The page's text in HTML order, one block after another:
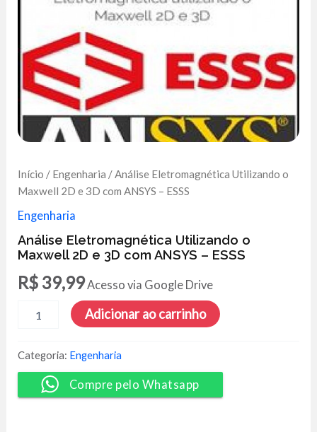
Início / Engenharia / Análise Eletromagnética Utilizando o
Maxwell 2D e 3D com ANSYS – ESSS
Engenharia
Análise Eletromagnética Utilizando o
Maxwell 2D e 3D com ANSYS – ESSS
R$ 39,99Acesso via Google Drive
Eletromagnética
o
Maxwell
2D
Adicionar ao carrinho
Categoria: Engenharia
Compre pelo Whatsapp